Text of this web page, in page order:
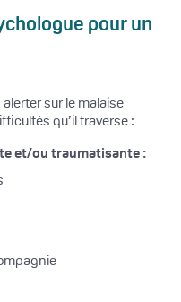
pour un
sur le malaise
qu’il traverse :
et/ou traumatisante :